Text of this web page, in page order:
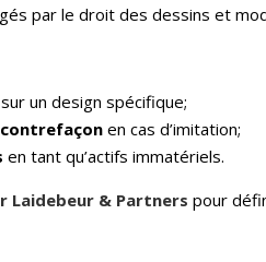
par le droit des dessins et
sur un design spécifique;
en cas d’imitation;
en tant qu’actifs immatériels.
Laidebeur & Partners pour